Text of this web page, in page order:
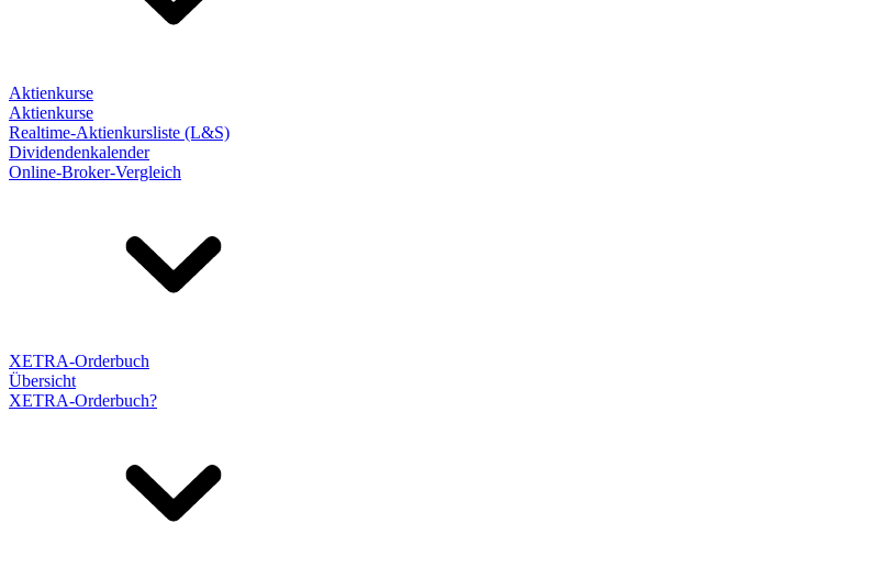
Aktienkurse
Aktienkurse
Realtime-Aktienkursliste (L&S)
Dividendenkalender
Online-Broker-Vergleich
XETRA-Orderbuch
Übersicht
XETRA-Orderbuch?